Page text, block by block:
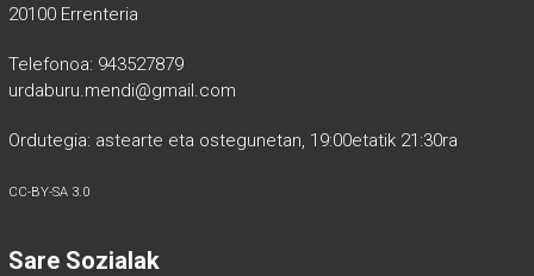
20100 Errenteria
Telefonoa: 943527879
urdaburu.mendi@gmail.com
Ordutegia: astearte eta ostegunetan, 19:00etatik 21:30ra
CC-BY-SA 3.0
Sare Sozialak